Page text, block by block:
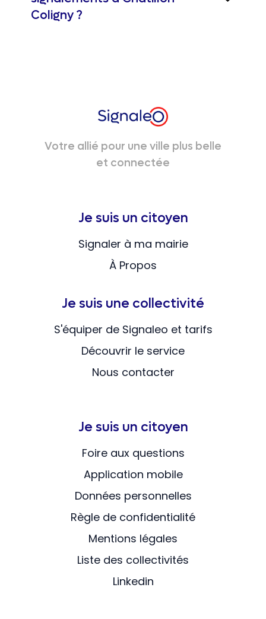
Coligny ?
Votre allié pour une ville plus belle
et connectée
Je suis un citoyen
Signaler à ma mairie
À Propos
Je suis une collectivité
S'équiper de Signaleo et tarifs
Découvrir le service
Nous contacter
Je suis un citoyen
Foire aux questions
Application mobile
Données personnelles
Règle de confidentialité
Mentions légales
Liste des collectivités
Linkedin